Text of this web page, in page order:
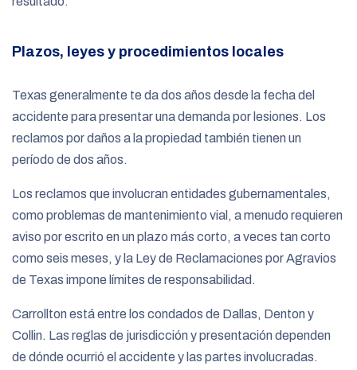
Plazos, leyes y procedimientos locales
Texas generalmente te da dos años desde la fecha del
accidente para presentar una demanda por lesiones. Los
reclamos por daños a la propiedad también tienen un
período de dos años.
Los reclamos que involucran entidades gubernamentales,
como problemas de mantenimiento vial, a menudo requieren
aviso por escrito en un plazo más corto, a veces tan corto
como seis meses, y la Ley de Reclamaciones por Agravios
de Texas impone límites de responsabilidad.
Carrollton está entre los condados de Dallas, Denton y
Collin. Las reglas de jurisdicción y presentación dependen
de dónde ocurrió el accidente y las partes involucradas.